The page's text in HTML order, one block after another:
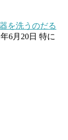
を洗うのだる
6月20日 特に